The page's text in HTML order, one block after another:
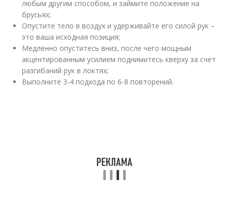
любым другим способом, и займите положение на
брусьях;
Опустите тело в воздух и удерживайте его силой рук –
это ваша исходная позиция;
Медленно опуститесь вниз, после чего мощным
акцентированным усилием поднимитесь кверху за счет
разгибаний рук в локтях;
Выполните 3-4 подхода по 6-8 повторений.